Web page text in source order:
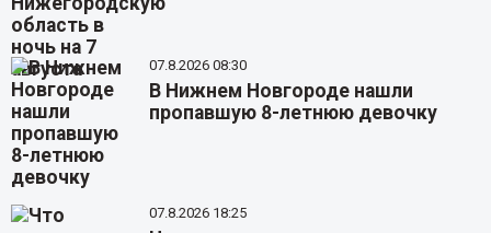
07.8.2026 08:30
В Нижнем Новгороде нашли
пропавшую 8-летнюю девочку
07.8.2026 18:25